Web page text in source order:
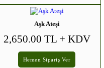
Aşk Ateşi
2,650.00 TL + KDV
Hemen Sipariş Ver